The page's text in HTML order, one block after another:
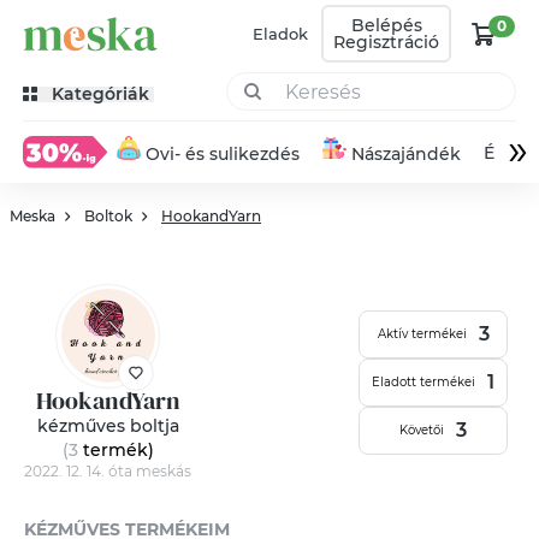
Eladok Belépés
Regisztráció
0
Kategóriák
Ovi- és sulikezdés Nászajándék »
Meska Boltok HookandYarn
HookandYarn
kézműves boltja
(3termék)
2022. 12. 14. óta meskás
Aktív termékei 3
Eladott termékei 1
Követői 3
KÉZMŰVES TERMÉKEIM